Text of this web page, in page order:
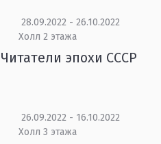
28.09.2022 - 26.10.2022
Холл 2 этажа
Читатели эпохи СССР
26.09.2022 - 16.10.2022
Холл 3 этажа